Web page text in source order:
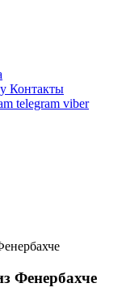
Контакты
telegram viber
Фенербахче